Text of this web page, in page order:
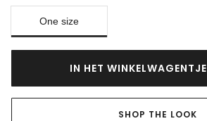
One size
IN HET WINKELWAGENTJE
SHOP THE LOOK